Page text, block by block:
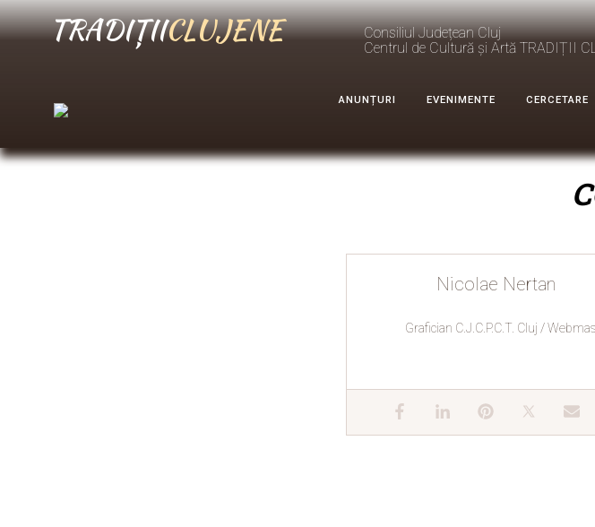
TRADIȚIICLUJENE
Consiliul Județean Cluj
Centrul de Cultură și Artă TRADIȚII
ANUNȚURI EVENIMENTE CERCETARE
Nicolae Nertan
Grafician C.J.C.P.C.T. Cluj /